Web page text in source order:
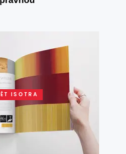
ISOTRA